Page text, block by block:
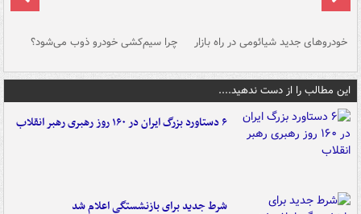
خودروهای جدید شیائومی در راه بازار چرا سیم‌کشی خودرو ذوب می‌شود؟
این مطالب را از دست ندهید....
۶ دستاورد بزرگ ایران در ۱۶۰ روز رهبری رهبر انقلاب
شرط جدید برای بازنشستگی اعلام شد